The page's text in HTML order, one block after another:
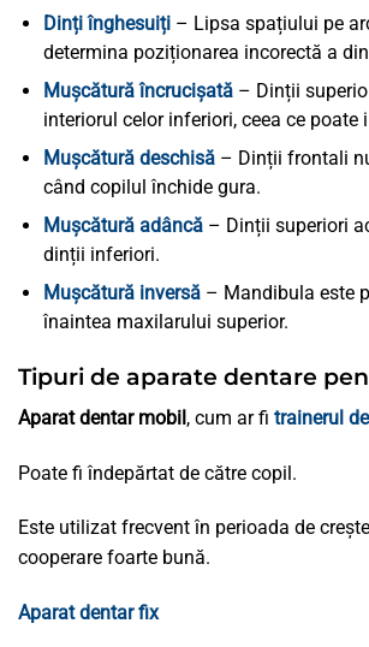
Dinți înghesuiți– Lipsa spațiului pe
determina poziționarea incorectă a
Mușcătură încrucișată– Dinții
interiorul celor inferiori, ceea ce poate
Mușcătură deschisă– Dinții frontali
când copilul închide gura.
Mușcătură adâncă– Dinții superiori
dinții inferiori.
Mușcătură inversă– Mandibula este
înaintea maxilarului superior.
Tipuri de aparate dentare
Aparat dentar mobil, cum ar fi trainerul
Poate fi îndepărtat de către copil.
Este utilizat frecvent în perioada de
cooperare foarte bună.
Aparat dentar fix